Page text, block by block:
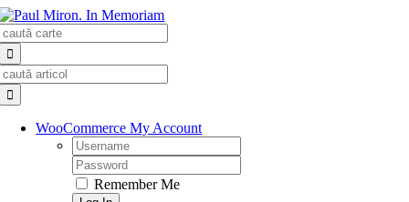
Skip
to
content
WooCommerce My Account
Username:
Password:
Remember Me